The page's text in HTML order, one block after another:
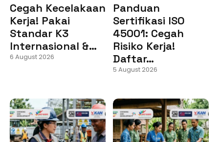
Cegah Kecelakaan
Kerja! Pakai
Standar K3
Internasional &…
6 August 2026
Panduan
Sertifikasi ISO
45001: Cegah
Risiko Kerja!
Daftar…
5 August 2026